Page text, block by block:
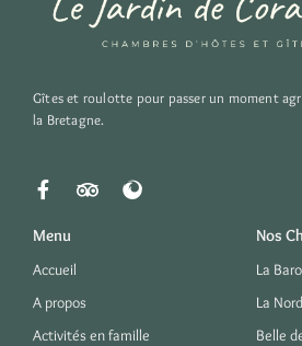
Gîtes et roulotte pour passer un moment
la Bretagne.
Menu
Accueil
A propos
Activités en famille
Nos
La
La
Belle